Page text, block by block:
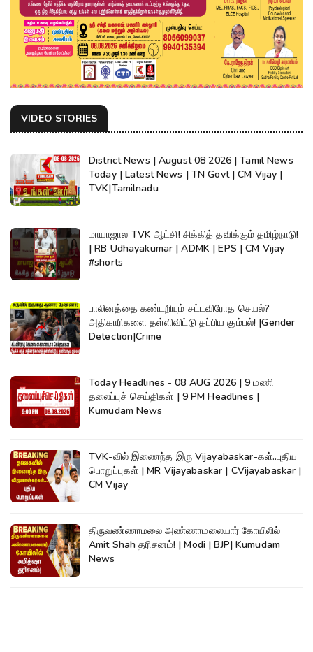
VIDEO STORIES
District News | August 08 2026 | Tamil News
Today | Latest News | TN Govt | CM Vijay |
TVK|Tamilnadu
மாயாஜால TVK ஆட்சி! சிக்கித் தவிக்கும் தமிழ்நாடு!
| RB Udhayakumar | ADMK | EPS | CM Vijay
#shorts
பாலினத்தை கண்டறியும் சட்டவிரோத செயல்?
அதிகாரிகளை தள்ளிவிட்டு தப்பிய கும்பல்! |Gender
Detection|Crime
Today Headlines - 08 AUG 2026 | 9 மணி
தலைப்புச் செய்திகள் | 9 PM Headlines |
Kumudam News
TVK-வில் இணைந்த இரு Vijayabaskar-கள்..புதிய
பொறுப்புகள் | MR Vijayabaskar | CVijayabaskar |
CM Vijay
திருவண்ணாமலை அண்ணாமலையார் கோயிலில்
Amit Shah தரிசனம்! | Modi | BJP| Kumudam
News